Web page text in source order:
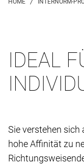
IDEAL
Sie verstehen sich
hohe Affinität zu